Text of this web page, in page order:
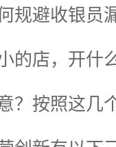
规避收银员
的店，开什
？按照这几